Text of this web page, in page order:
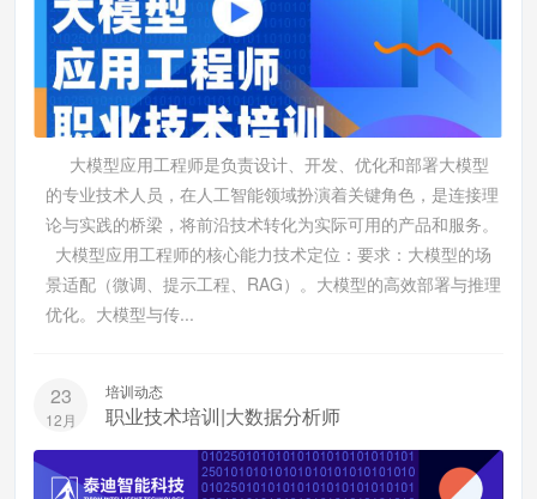
大模型应用工程师是负责设计、开发、优化和部署大模型
的专业技术人员，在人工智能领域扮演着关键角色，是连接理
论与实践的桥梁，将前沿技术转化为实际可用的产品和服务。
大模型应用工程师的核心能力技术定位：要求：大模型的场
景适配（微调、提示工程、RAG）。大模型的高效部署与推理
优化。大模型与传...
23
12月
培训动态
职业技术培训|大数据分析师